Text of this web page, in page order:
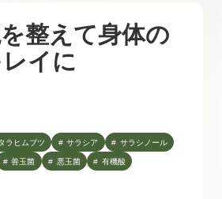
整えて身体の
イに
ラヒムブツ サラシア サラシノール
善玉菌 悪玉菌 有機酸